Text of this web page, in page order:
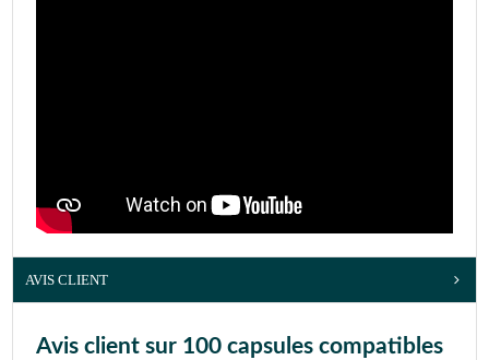
AVIS CLIENT
Avis client sur 100 capsules compatibles